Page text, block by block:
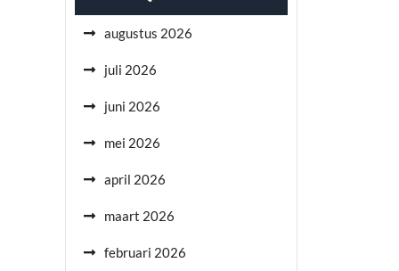
augustus 2026
juli 2026
juni 2026
mei 2026
april 2026
maart 2026
februari 2026